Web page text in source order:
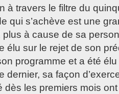
à travers le filtre du
qui s’achève est une
à cause de sa
élu sur le rejet de son
programme et a été
dernier, sa façon
dès les premiers mois